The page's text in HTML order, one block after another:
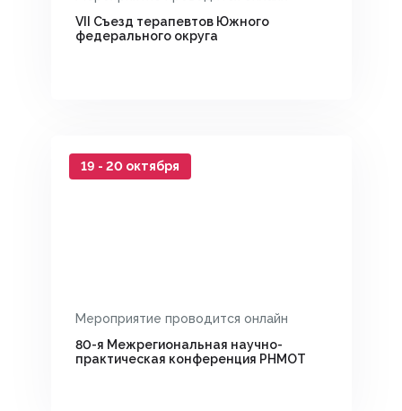
VII Съезд терапевтов Южного
федерального округа
19 - 20 октября
Мероприятие проводится онлайн
80-я Межрегиональная научно-
практическая конференция РНМОТ